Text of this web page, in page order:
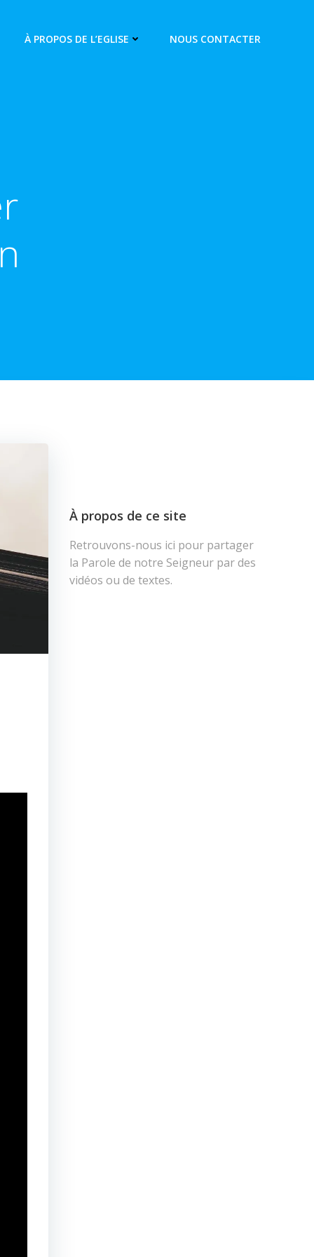
À PROPOS DE L’EGLISE NOUS CONTACTER
À propos de ce site
Retrouvons-nous ici pour partager
la Parole de notre Seigneur par des
vidéos ou de textes.